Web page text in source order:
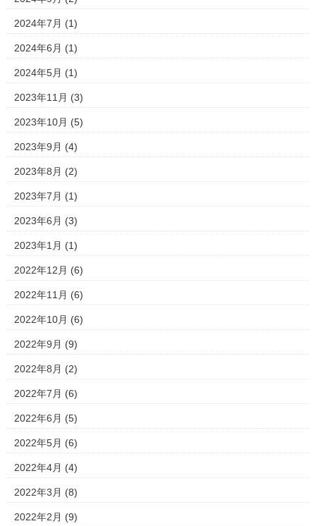
2024年7月 (1)
2024年6月 (1)
2024年5月 (1)
2023年11月 (3)
2023年10月 (5)
2023年9月 (4)
2023年8月 (2)
2023年7月 (1)
2023年6月 (3)
2023年1月 (1)
2022年12月 (6)
2022年11月 (6)
2022年10月 (6)
2022年9月 (9)
2022年8月 (2)
2022年7月 (6)
2022年6月 (5)
2022年5月 (6)
2022年4月 (4)
2022年3月 (8)
2022年2月 (9)